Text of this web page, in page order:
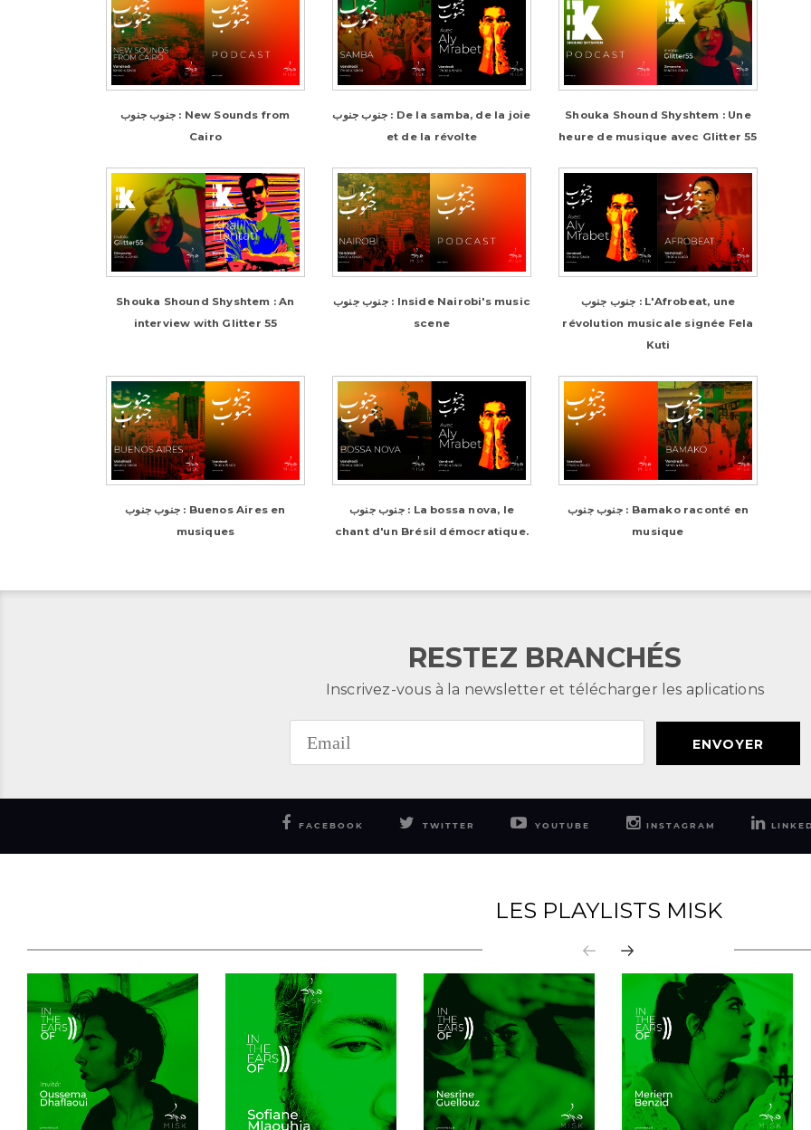
جنوب جنوب : New Sounds from
Cairo
جنوب جنوب : De la samba, de la joie
et de la révolte
Shouka Shound Shyshtem : Une
heure de musique avec Glitter 55
Shouka Shound Shyshtem : An
interview with Glitter 55
جنوب جنوب : Inside Nairobi's music
scene
جنوب جنوب : L'Afrobeat, une
révolution musicale signée Fela
Kuti
جنوب جنوب : Buenos Aires en
musiques
جنوب جنوب : La bossa nova, le
chant d'un Brésil démocratique.
جنوب جنوب : Bamako raconté en
musique
RESTEZ BRANCHÉS
Inscrivez-vous à la newsletter et télécharger les aplications
ENVOYER
FACEBOOK TWITTER YOUTUBE INSTAGRAM
LES PLAYLISTS MISK